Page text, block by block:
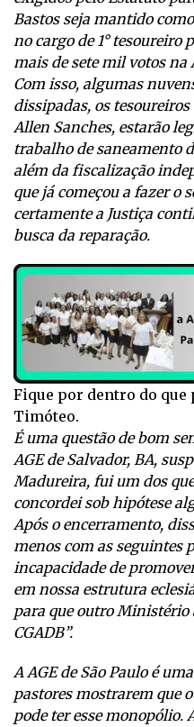
Bastos seja mantido
no cargo de 1° tesoureiro
mais de sete mil votos na
Com isso, algumas
dissipadas, os
Allen Sanches, estarão
trabalho de saneamento
além da fiscalização
que já começou a fazer o
certamente a Justiça
busca da reparação.
Fique por dentro do que
Timóteo.
É uma questão de bom
AGE de Salvador, BA,
Madureira, fui um dos
concordei sob hipótese
Após o encerramento,
menos com as seguintes
incapacidade de
em nossa estrutura
para que outro Ministério
CGADB”.
A AGE de São Paulo é
pastores mostrarem que
pode ter esse monopólio.